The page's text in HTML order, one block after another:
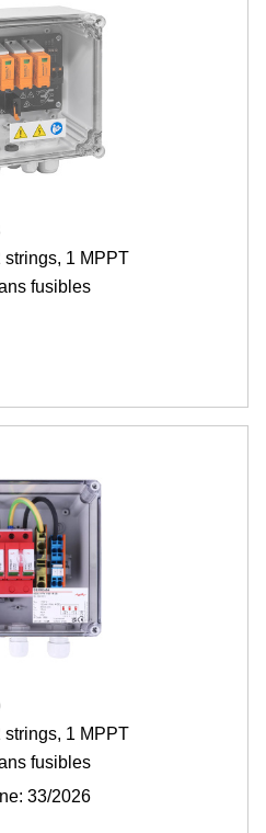
strings, 1 MPPT
fusibles
strings, 1 MPPT
fusibles
33/2026